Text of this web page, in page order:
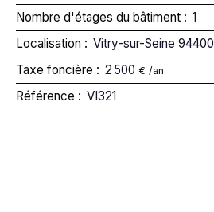
Nombre d'étages du bâtiment : 1
Localisation : Vitry-sur-Seine 94400
Taxe foncière : 2 500 € /an
Référence : VI321